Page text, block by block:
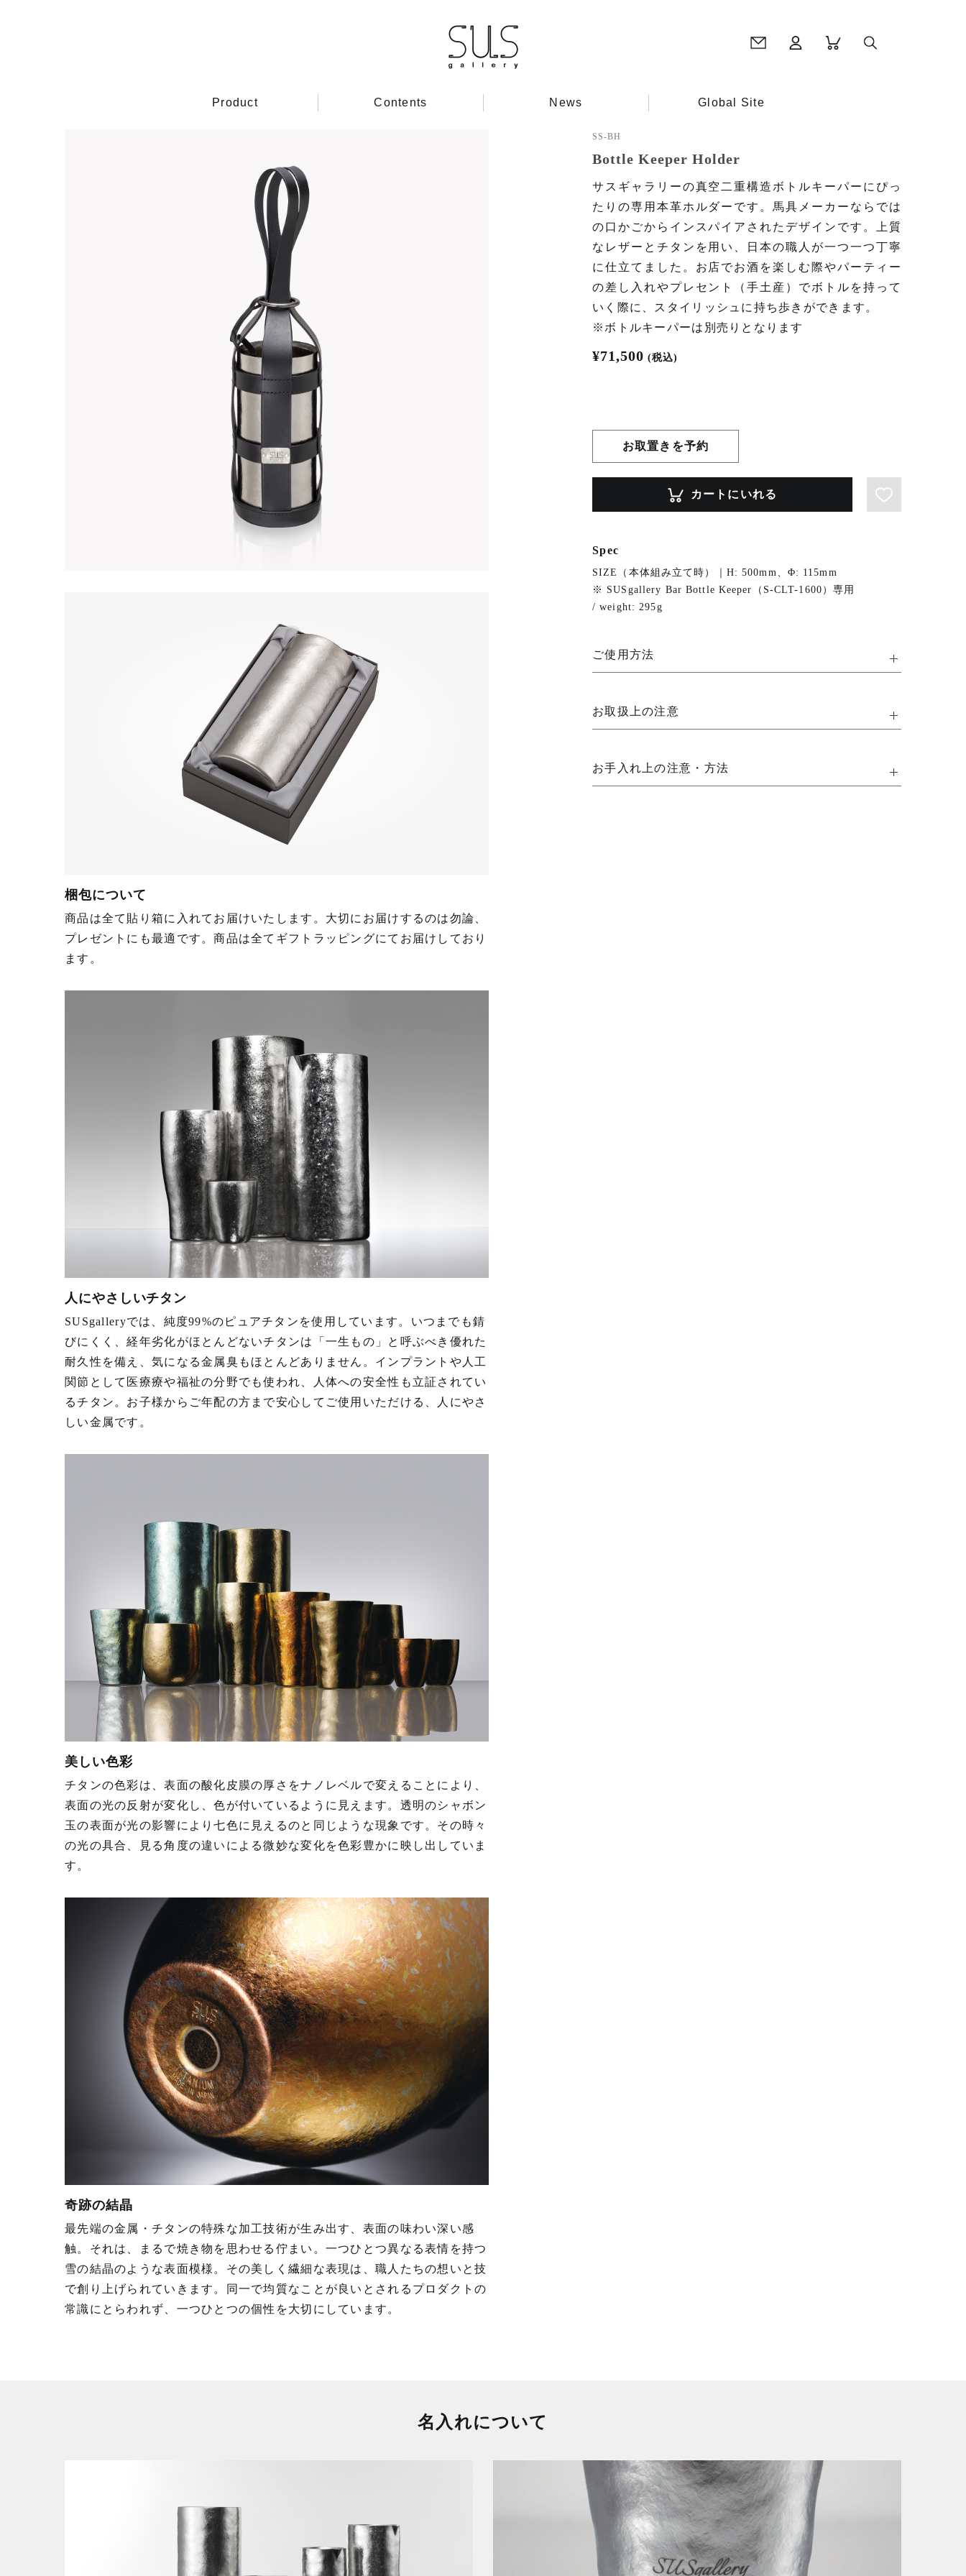
Product Contents News Global Site
SS-BH
Bottle Keeper Holder
サスギャラリーの真空二重構造ボトルキーパーにぴっ
たりの専用本革ホルダーです。馬具メーカーならでは
の口かごからインスパイアされたデザインです。上質
なレザーとチタンを用い、日本の職人が一つ一つ丁寧
に仕立てました。お店でお酒を楽しむ際やパーティー
の差し入れやプレセント（手土産）でボトルを持って
いく際に、スタイリッシュに持ち歩きができます。
※ボトルキーパーは別売りとなります
¥71,500 (税込)
お取置きを予約
カートにいれる
Spec
SIZE（本体組み立て時）｜H: 500mm、Φ: 115mm
※ SUSgallery Bar Bottle Keeper（S-CLT-1600）専用
/ weight: 295g
ご使用方法
お取扱上の注意
お手入れ上の注意・方法
梱包について
商品は全て貼り箱に入れてお届けいたします。大切にお届けするのは勿論、
プレゼントにも最適です。商品は全てギフトラッピングにてお届けしており
ます。
人にやさしいチタン
SUSgalleryでは、純度99%のピュアチタンを使⽤しています。いつまでも錆
びにくく、経年劣化がほとんどないチタンは「⼀⽣もの」と呼ぶべき優れた
耐久性を備え、気になる金属臭もほとんどありません。インプラントや⼈⼯
関節として医療療や福祉の分野でも使われ、⼈体への安全性も⽴証されてい
るチタン。お⼦様からご年配の⽅まで安⼼してご使用いただける、⼈にやさ
しい⾦属です。
美しい色彩
チタンの⾊彩は、表⾯の酸化⽪膜の厚さをナノレベルで変えることにより、
表⾯の光の反射が変化し、⾊が付いているように⾒えます。透明のシャボン
⽟の表⾯が光の影響により七⾊に⾒えるのと同じような現象です。その時々
の光の具合、⾒る⾓度の違いによる微妙な変化を⾊彩豊かに映し出していま
す。
奇跡の結晶
最先端の金属・チタンの特殊な加⼯技術が生み出す、表⾯の味わい深い感
触。それは、まるで焼き物を思わせる佇まい。一つひとつ異なる表情を持つ
雪の結晶のような表⾯模様。その美しく繊細な表現は、職⼈たちの想いと技
で創り上げられていきます。同⼀で均質なことが良いとされるプロダクトの
常識にとらわれず、一つひとつの個性を⼤切にしています。
名入れについて